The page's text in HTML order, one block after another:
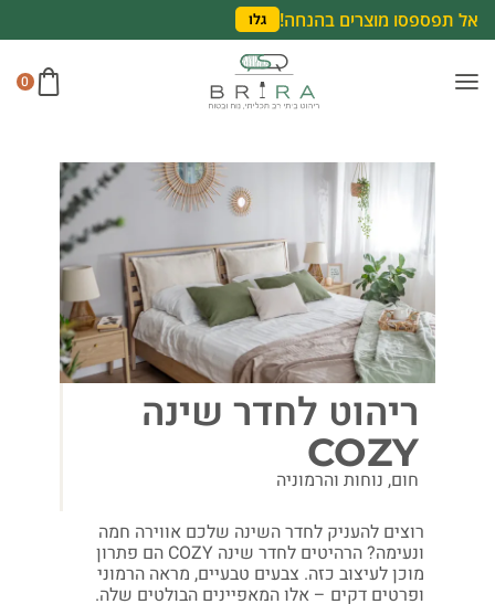
אל תפספסו מוצרים בהנחה! גלו
0
ריהוט לחדר שינה
COZY
חום, נוחות והרמוניה
רוצים להעניק לחדר השינה שלכם אווירה חמה
ונעימה? הרהיטים לחדר שינה COZY הם פתרון
מוכן לעיצוב כזה. צבעים טבעיים, מראה הרמוני
ופרטים דקים – אלו המאפיינים הבולטים שלה.